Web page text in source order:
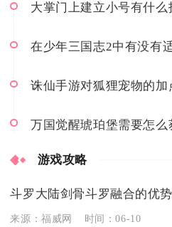
大掌门上建立小号有什么
万国觉醒琥珀堡需要怎么
游戏攻略
斗罗大陆剑骨斗罗融合的优
来源：福威网 时间：06-10